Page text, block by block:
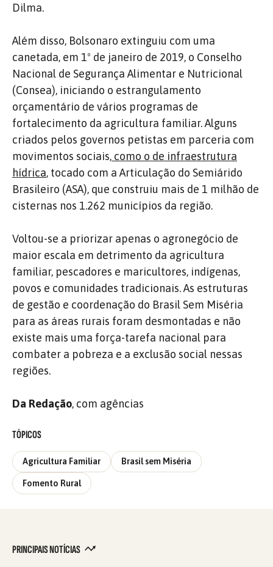
Dilma.
Além disso, Bolsonaro extinguiu com uma
canetada, em 1º de janeiro de 2019, o Conselho
Nacional de Segurança Alimentar e Nutricional
(Consea), iniciando o estrangulamento
orçamentário de vários programas de
fortalecimento da agricultura familiar. Alguns
criados pelos governos petistas em parceria com
movimentos sociais, como o de infraestrutura
hídrica, tocado com a Articulação do Semiárido
Brasileiro (ASA), que construiu mais de 1 milhão de
cisternas nos 1.262 municípios da região.
Voltou-se a priorizar apenas o agronegócio de
maior escala em detrimento da agricultura
familiar, pescadores e maricultores, indígenas,
povos e comunidades tradicionais. As estruturas
de gestão e coordenação do Brasil Sem Miséria
para as áreas rurais foram desmontadas e não
existe mais uma força-tarefa nacional para
combater a pobreza e a exclusão social nessas
regiões.
Da Redação, com agências
TÓPICOS
Agricultura Familiar Brasil sem Miséria
Fomento Rural
PRINCIPAIS NOTÍCIAS